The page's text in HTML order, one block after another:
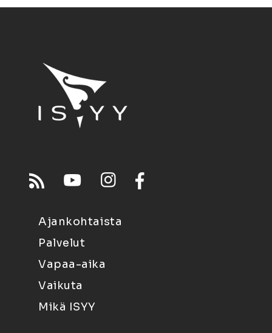
Ajankohtaista
Palvelut
Vapaa-aika
Vaikuta
Mikä ISYY